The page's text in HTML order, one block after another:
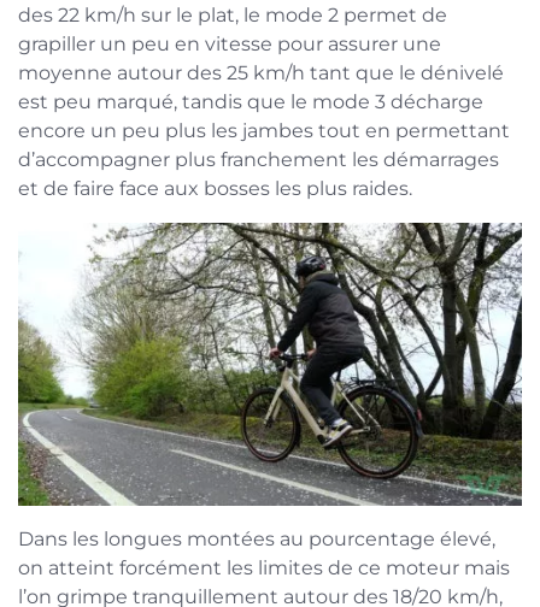
des 22 km/h sur le plat, le mode 2 permet de
grapiller un peu en vitesse pour assurer une
moyenne autour des 25 km/h tant que le dénivelé
est peu marqué, tandis que le mode 3 décharge
encore un peu plus les jambes tout en permettant
d’accompagner plus franchement les démarrages
et de faire face aux bosses les plus raides.
Dans les longues montées au pourcentage élevé,
on atteint forcément les limites de ce moteur mais
l’on grimpe tranquillement autour des 18/20 km/h,